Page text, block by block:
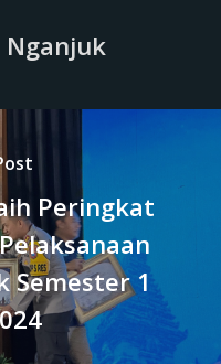
Peringkat
Semester 1